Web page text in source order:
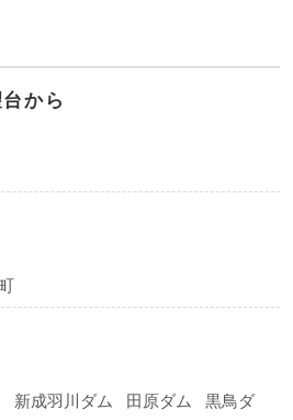
から
新成羽川ダム 田原ダム
黒鳥ダ